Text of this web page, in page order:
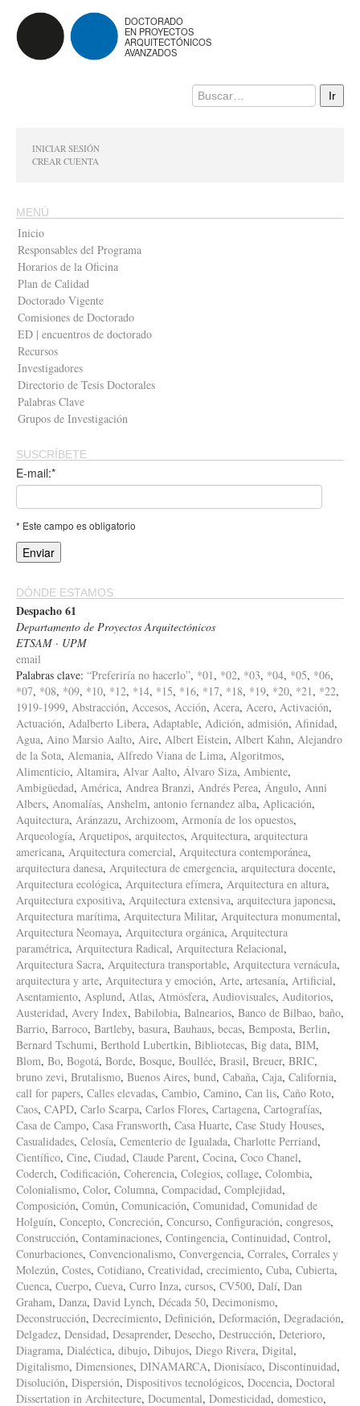
DOCTORADO
EN PROYECTOS
ARQUITECTÓNICOS
AVANZADOS
INICIAR SESIÓN
CREAR CUENTA
MENÚ
Inicio
Responsables del Programa
Horarios de la Oficina
Plan de Calidad
Doctorado Vigente
Comisiones de Doctorado
ED | encuentros de doctorado
Recursos
Investigadores
Directorio de Tesis Doctorales
Palabras Clave
Grupos de Investigación
SUSCRÍBETE
E-mail:*
* Este campo es obligatorio
DÓNDE ESTAMOS
Despacho 61
Departamento de Proyectos Arquitectónicos
ETSAM · UPM
email
Palabras clave: “Preferiría no hacerlo”, *01 , *02, *03, *04, *05, *06,
*07, *08, *09, *10, *12, *14, *15, *16, *17, *18, *19, *20, *21 , *22,
1919-1999, Abstracción, Accesos, Acción, Acera, Acero, Activación,
Actuación, Adalberto Libera, Adaptable, Adición, admisión, Afinidad,
Agua, Aino Marsio Aalto, Aire, Albert Eistein, Albert Kahn, Alejandro
de la Sota, Alemania, Alfredo Viana de Lima, Algoritmos,
Alimenticio, Altamira, Alvar Aalto, Álvaro Siza, Ambiente,
Ambigüedad, América, Andrea Branzi, Andrés Perea, Ángulo, Anni
Albers, Anomalías, Anshelm, antonio fernandez alba, Aplicación,
Aquitectura, Aránzazu, Archizoom, Armonía de los opuestos,
Arqueología, Arquetipos, arquitectos, Arquitectura, arquitectura
americana, Arquitectura comercial, Arquitectura contemporánea,
arquitectura danesa, Arquitectura de emergencia, arquitectura docente,
Arquitectura ecológica, Arquitectura efímera, Arquitectura en altura,
Arquitectura expositiva, Arquitectura extensiva, arquitectura japonesa,
Arquitectura marítima, Arquitectura Militar, Arquitectura monumental,
Arquitectura Neomaya, Arquitectura orgánica, Arquitectura
paramétrica, Arquitectura Radical, Arquitectura Relacional,
Arquitectura Sacra, Arquitectura transportable, Arquitectura vernácula,
arquitectura y arte, Arquitectura y emoción, Arte, artesanía, Artificial,
Asentamiento, Asplund, Atlas, Atmósfera, Audiovisuales, Auditorios,
Austeridad, Avery Index, Babilobia, Balnearios, Banco de Bilbao, baño,
Barrio, Barroco, Bartleby, basura, Bauhaus, becas, Bemposta, Berlin,
Bernard Tschumi, Berthold Lubertkin, Bibliotecas, Big data, BIM,
Blom, Bo, Bogotá, Borde, Bosque, Boullée, Brasil, Breuer, BRIC,
bruno zevi, Brutalismo, Buenos Aires, bund, Cabaña, Caja, California,
call for papers, Calles elevadas, Cambio, Camino, Can lis, Caño Roto,
Caos, CAPD, Carlo Scarpa, Carlos Flores, Cartagena, Cartografías,
Casa de Campo, Casa Fransworth, Casa Huarte, Case Study Houses,
Casualidades, Celosía, Cementerio de Igualada, Charlotte Perriand,
Científico, Cine, Ciudad, Claude Parent, Cocina, Coco Chanel,
Coderch, Codificación, Coherencia, Colegios, collage, Colombia,
Colonialismo, Color, Columna, Compacidad, Complejidad,
Composición, Común, Comunicación, Comunidad, Comunidad de
Holguín, Concepto, Concreción, Concurso, Configuración, congresos,
Construcción, Contaminaciones, Contingencia, Continuidad, Control,
Conurbaciones, Convencionalismo, Convergencia, Corrales, Corrales y
Molezún, Costes, Cotidiano, Creatividad, crecimiento, Cuba, Cubierta,
Cuenca, Cuerpo, Cueva, Curro Inza, cursos, CV500, Dalí, Dan
Graham, Danza, David Lynch, Década 50, Decimonismo,
Deconstrucción, Decrecimiento, Definición, Deformación, Degradación,
Delgadez, Densidad, Desaprender, Desecho, Destrucción, Deterioro,
Diagrama, Dialéctica, dibujo, Dibujos, Diego Rivera, Digital,
Digitalismo, Dimensiones, DINAMARCA, Dionisíaco, Discontinuidad,
Disolución, Dispersión, Dispositivos tecnológicos, Docencia, Doctoral
Dissertation in Architecture, Documental, Domesticidad, domestico,